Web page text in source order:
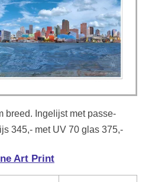
breed. Ingelijst met passe-
345,- met UV 70 glas 375,-
Art Print